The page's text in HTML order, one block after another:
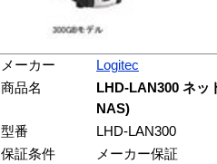
メーカー
Logitec
商品名
LHD-LAN300 ネッ
NAS)
型番
LHD-LAN300
保証条件
メーカー保証